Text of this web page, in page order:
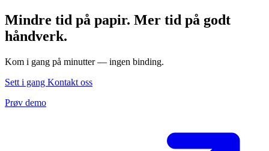
Mindre tid på papir. Mer tid på godt
håndverk.
Kom i gang på minutter — ingen binding.
Sett i gang Kontakt oss
Prøv demo